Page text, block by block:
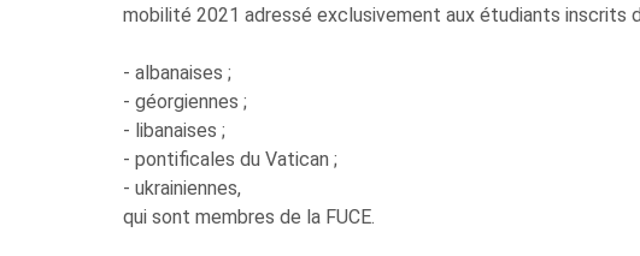
mobilité 2021 adressé exclusivement aux étudiants inscrits
- albanaises ;
- géorgiennes ;
- libanaises ;
- pontificales du Vatican ;
- ukrainiennes,
qui sont membres de la FUCE.